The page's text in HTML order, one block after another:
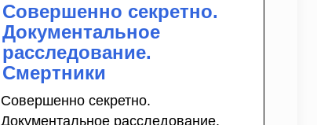
Совершенно секретно.
Документальное
расследование.
Смертники
Совершенно секретно.
Документальное расследование.